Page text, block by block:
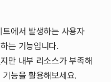
에서 발생하는 사용자
는 기능입니다.
만 내부 리소스가 부족해
능을 활용해보세요.